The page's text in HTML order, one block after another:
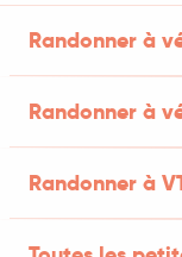
Randonner à
Randonner à
Randonner à
jeux